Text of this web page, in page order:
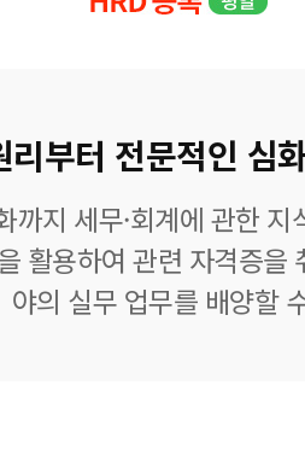
리부터 전문적인 심
까지 세무·회계에 관한
활용하여 관련 자격증을
야의 실무 업무를 배양할